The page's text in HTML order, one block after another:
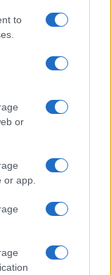
to
or
app.
e perché